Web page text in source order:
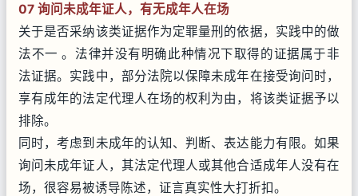
07 询问未成年证人，有无成年人在场
关于是否采纳该类证据作为定罪量刑的依据，实践中的做
法不一 。法律并没有明确此种情况下取得的证据属于非
法证据。实践中，部分法院以保障未成年在接受询问时，
享有成年的法定代理人在场的权利为由，将该类证据予以
排除。
同时，考虑到未成年的认知、判断、表达能力有限。如果
询问未成年证人，其法定代理人或其他合适成年人没有在
场，很容易被诱导陈述，证言真实性大打折扣。